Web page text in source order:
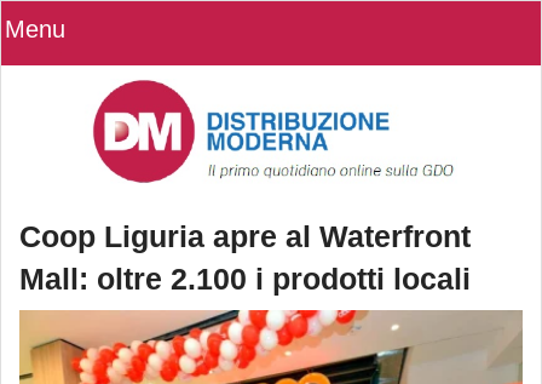
Menu
Coop Liguria apre al Waterfront
Mall: oltre 2.100 i prodotti locali